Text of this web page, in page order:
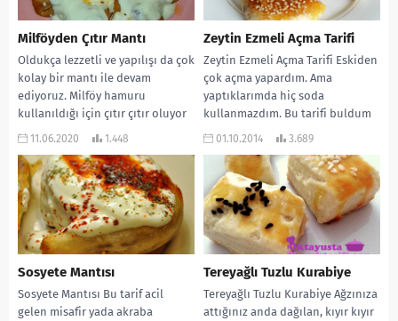
Milföyden Çıtır Mantı
Oldukça lezzetli ve yapılışı da çok
kolay bir mantı ile devam
ediyoruz. Milföy hamuru
kullanıldığı için çıtır çıtır oluyor
ve...
11.06.2020 1.448
Zeytin Ezmeli Açma Tarifi
Zeytin Ezmeli Açma Tarifi Eskiden
çok açma yapardım. Ama
yaptıklarımda hiç soda
kullanmazdım. Bu tarifi buldum
ve denedim. Gerçekten sodalı...
01.10.2014 3.689
Sosyete Mantısı
Sosyete Mantısı Bu tarif acil
gelen misafir yada akraba
Tereyağlı Tuzlu Kurabiye
Tereyağlı Tuzlu Kurabiye Ağzınıza
attığınız anda dağılan, kıyır kıyır